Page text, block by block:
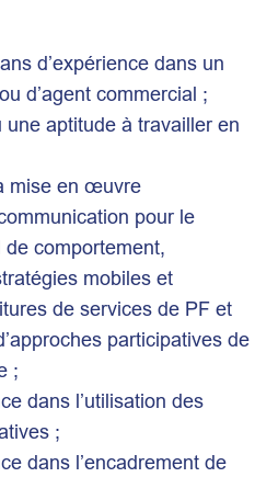
d’expérience dans un
d’agent commercial ;
aptitude à travailler en
mise en œuvre
pour le
comportement,
mobiles et
de services de PF et
participatives de
;
dans l’utilisation des
;
dans l’encadrement de